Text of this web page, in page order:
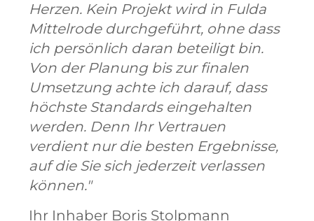
Herzen. Kein Projekt wird in Fulda
Mittelrode durchgeführt, ohne dass
ich persönlich daran beteiligt bin.
Von der Planung bis zur finalen
Umsetzung achte ich darauf, dass
höchste Standards eingehalten
werden. Denn Ihr Vertrauen
verdient nur die besten Ergebnisse,
auf die Sie sich jederzeit verlassen
können."
Ihr Inhaber Boris Stolpmann